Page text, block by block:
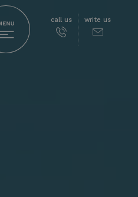
call us write us